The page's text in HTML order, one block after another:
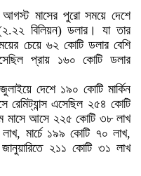
আগস্ট মাসের পুরো সময়ে দেশে
বিলিয়ন) ডলার। যা তার
চেয়ে ৬২ কোটি ডলার বেশি
প্রায় ১৬০ কোটি ডলার
দেশে ১৯০ কোটি মার্কিন
রেমিট্যান্স এসেছিল ২৫৪ কোটি
মাসে আসে ২২৫ কোটি ৩৮ লাখ
মার্চে ১৯৯ কোটি ৭০ লাখ,
২১১ কোটি ৩১ লাখ